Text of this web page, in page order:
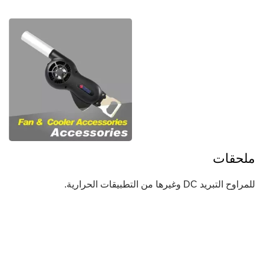
ملحقات
للمراوح التبريد DC وغيرها من التطبيقات الحرارية.